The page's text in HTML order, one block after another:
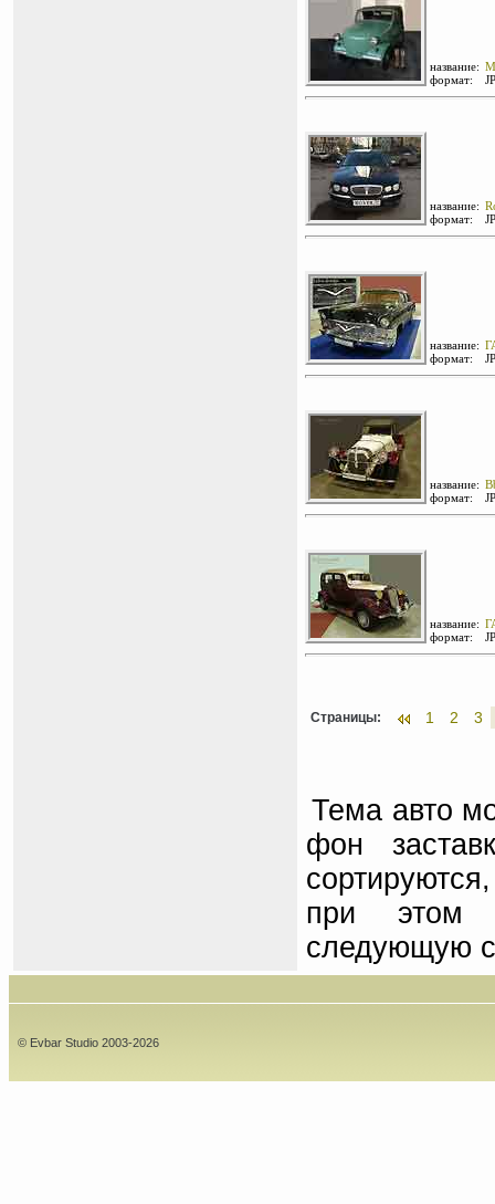
название:
формат:
название:
формат:
название:
формат:
название:
формат:
название:
формат:
Страницы: 1 2 3
Тема авто
фон
при этом
следующую
© Evbar Studio 2003-2026